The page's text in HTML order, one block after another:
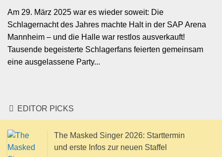
Am 29. März 2025 war es wieder soweit: Die
Schlagernacht des Jahres machte Halt in der SAP Arena
Mannheim – und die Halle war restlos ausverkauft!
Tausende begeisterte Schlagerfans feierten gemeinsam
eine ausgelassene Party...
EDITOR PICKS
The Masked Singer 2026: Starttermin
und erste Infos zur neuen Staffel